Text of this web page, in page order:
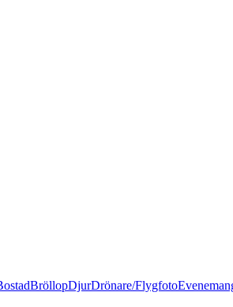
BröllopDjurDrönare/Flygfoto